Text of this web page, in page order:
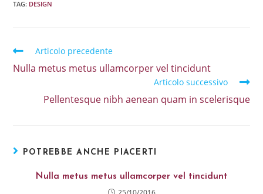
TAG: DESIGN
Articolo precedente
Nulla metus metus ullamcorper vel tincidunt
Articolo successivo
Pellentesque nibh aenean quam in scelerisque
POTREBBE ANCHE PIACERTI
Nulla metus metus ullamcorper vel tincidunt